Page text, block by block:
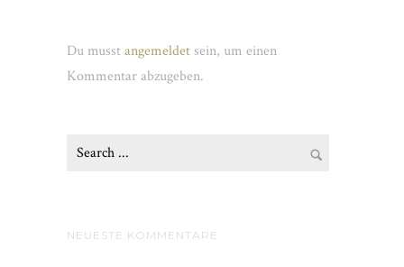
Du musstangemeldet sein, um einen
Kommentar abzugeben.
NEUESTE KOMMENTARE